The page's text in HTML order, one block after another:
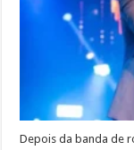
Depois da banda de